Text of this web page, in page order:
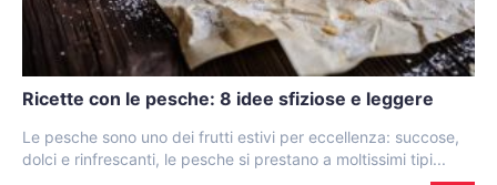
Ricette con le pesche: 8 idee sfiziose e leggere
Le pesche sono uno dei frutti estivi per eccellenza: succose,
dolci e rinfrescanti, le pesche si prestano a moltissimi tipi...